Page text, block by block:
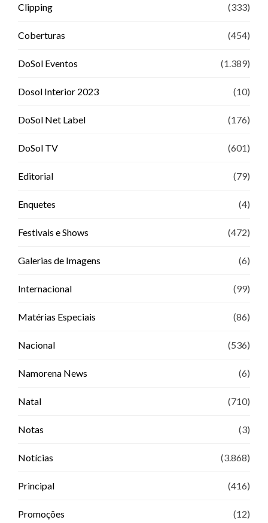
Clipping (333)
Coberturas (454)
DoSol Eventos (1.389)
Dosol Interior 2023 (10)
DoSol Net Label (176)
DoSol TV (601)
Editorial (79)
Enquetes (4)
Festivais e Shows (472)
Galerias de Imagens (6)
Internacional (99)
Matérias Especiais (86)
Nacional (536)
Namorena News (6)
Natal (710)
Notas (3)
Notícias (3.868)
Principal (416)
Promoções (12)